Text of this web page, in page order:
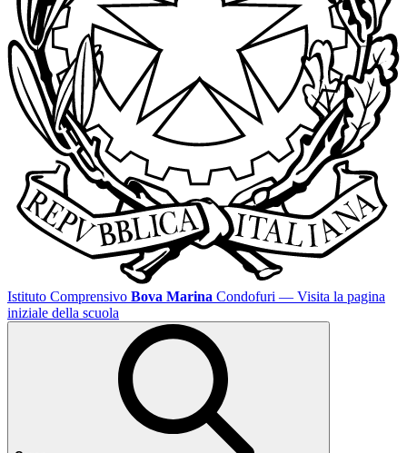
Istituto Comprensivo Bova Marina Condofuri — Visita la pagina
iniziale della scuola